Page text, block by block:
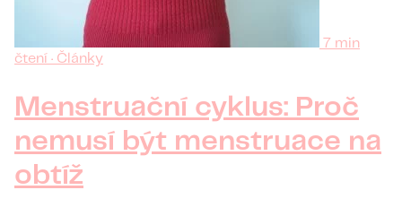
7 min
čtení · Články
Menstruační cyklus: Proč
nemusí být menstruace na
obtíž